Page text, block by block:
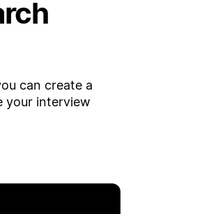
can create a
your interview